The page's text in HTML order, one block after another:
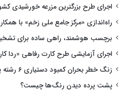
اجرای طرح بزرگترین مزرعه خورشیدی
راه‌اندازی «مرکز جامع ملی زخم» با
برچسب هوشمند، راهی ساده برای
اجرای آزمایشی طرح کارت رفاهی «ردا
زنگ خطر بحران کمبود دستیاری ۶ رشته پزشکی
پشت پرده دیدن رنگ‌ها چیست؟